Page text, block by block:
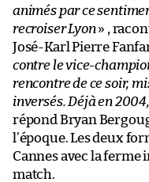
animés par ce
recroiser Lyon» ,
José-Karl Pierre
contre le vice-
rencontre de ce soir,
inversés. Déjà en
répond Bryan
l’époque. Les deux
Cannes avec la
match.